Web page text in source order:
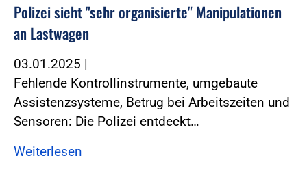
Polizei sieht "sehr organisierte" Manipulationen
an Lastwagen
03.01.2025 |
Fehlende Kontrollinstrumente, umgebaute
Assistenzsysteme, Betrug bei Arbeitszeiten und
Sensoren: Die Polizei entdeckt…
Weiterlesen